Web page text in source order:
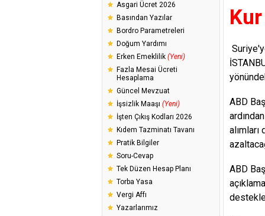
Asgari Ücret 2026
Basından Yazılar
Bordro Parametreleri
Doğum Yardımı
Erken Emeklilik (Yeni)
Fazla Mesai Ücreti
Hesaplama
Güncel Mevzuat
İşsizlik Maaşı (Yeni)
İşten Çıkış Kodları 2026
Kıdem Tazminatı Tavanı
Pratik Bilgiler
Soru-Cevap
Tek Düzen Hesap Planı
Torba Yasa
Vergi Affı
Yazarlarımız
ABD
alımları
ABD